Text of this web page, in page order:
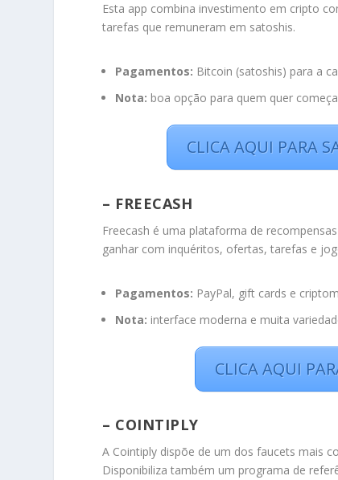
Esta app combina investimento em cripto
tarefas que remuneram em satoshis.
Pagamentos: Bitcoin (satoshis) para a
Nota: boa opção para quem quer
CLICA AQUI PARA
– FREECASH
Freecash é uma plataforma de
ganhar com inquéritos, ofertas, tarefas e
Pagamentos: PayPal, gift cards e
Nota: interface moderna e muita
CLICA AQUI
– COINTIPLY
A Cointiply dispõe de um dos faucets mais
Disponibiliza também um programa de